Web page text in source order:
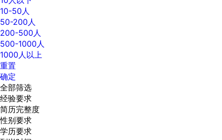
10-50人
50-200人
200-500人
500-1000人
1000人以上
重置
确定
全部筛选
经验要求
简历完整度
性别要求
学历要求